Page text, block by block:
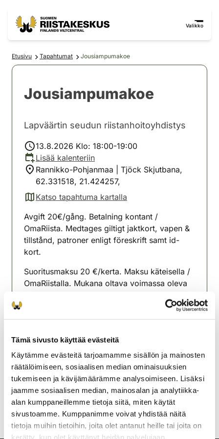
Tämä sivusto käyttää evästeitä
Käytämme evästeitä tarjoamamme sisällön ja mainosten
räätälöimiseen, sosiaalisen median ominaisuuksien
tukemiseen ja kävijämäärämme analysoimiseen. Lisäksi
jaamme sosiaalisen median, mainosalan ja analytiikka-
alan kumppaneillemme tietoja siitä, miten käytät
sivustoamme. Kumppanimme voivat yhdistää näitä
tietoja muihin tietoihin, joita olet antanut heille tai joita on
Valikko
Etusivu Tapahtumat Jousiampumakoe
Jousiampumakoe
Lapväärtin seudun riistanhoitoyhdistys
13.8.2026 Klo: 18:00-19:00
Lisää kalenteriin
Rannikko-Pohjanmaa | Tjöck Skjutbana,
62.331518, 21.424257,
Katso tapahtuma kartalla
(avautuu uuteen välilehteen)
Avgift 20€/gång. Betalning kontant /
OmaRiista. Medtages giltigt jaktkort, vapen &
tillstånd, patroner enligt föreskrift samt id-
kort.
Suoritusmaksu 20 €/kerta. Maksu käteisella /
OmaRiistalla. Mukana oltava voimassa oleva
asetuksen mukaiset patruunat ja henkilökortti.
riistanhoitoyhdistys
Rannikko-Pohjanmaa
044-2503260
lappfjard@rhy.riista.fi